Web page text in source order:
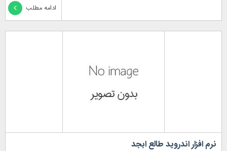
ادامه مطلب
نرم افزار اندروید طالع ابجد